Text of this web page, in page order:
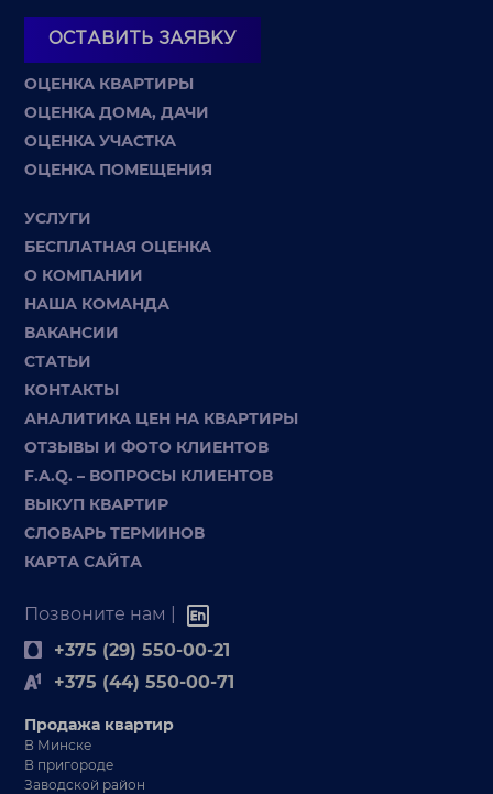
ОСТАВИТЬ ЗАЯВКУ
ОЦЕНКА КВАРТИРЫ
ОЦЕНКА ДОМА, ДАЧИ
ОЦЕНКА УЧАСТКА
ОЦЕНКА ПОМЕЩЕНИЯ
УСЛУГИ
БЕСПЛАТНАЯ ОЦЕНКА
О КОМПАНИИ
НАША КОМАНДА
ВАКАНСИИ
СТАТЬИ
КОНТАКТЫ
АНАЛИТИКА ЦЕН НА КВАРТИРЫ
ОТЗЫВЫ И ФОТО КЛИЕНТОВ
F.A.Q. – ВОПРОСЫ КЛИЕНТОВ
ВЫКУП КВАРТИР
СЛОВАРЬ ТЕРМИНОВ
КАРТА САЙТА
Позвоните нам |
+375 (29) 550-00-21
+375 (44) 550-00-71
Продажа квартир
В Минске
В пригороде
Заводской район